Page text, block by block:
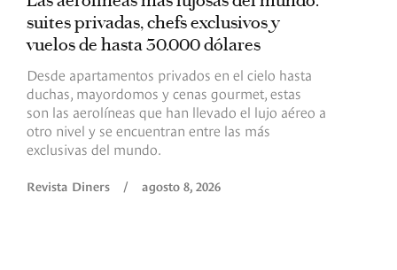
suites privadas, chefs exclusivos y
vuelos de hasta 30.000 dólares
Desde apartamentos privados en el cielo hasta
duchas, mayordomos y cenas gourmet, estas
son las aerolíneas que han llevado el lujo aéreo a
otro nivel y se encuentran entre las más
exclusivas del mundo.
Revista Diners / agosto 8, 2026